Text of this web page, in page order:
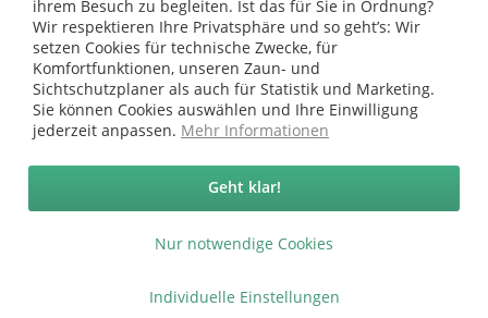
Ab 75 € versandkostenfrei *
Service Hotline
Shop Service
* bei Paketversand. Alle Preise inkl. gesetzl. Mehrwertsteuer zzgl.
Copyright © afp marketing gmbh - Alle Rechte vorbehalten
ihrem Besuch zu begleiten. Ist das für Sie in Ordnung?
Wir respektieren Ihre Privatsphäre und so geht’s: Wir
setzen Cookies für technische Zwecke, für
Komfortfunktionen, unseren Zaun- und
Sichtschutzplaner als auch für Statistik und Marketing.
Sie können Cookies auswählen und Ihre Einwilligung
jederzeit anpassen. Mehr Informationen
Nur notwendige Cookies
Geht klar!
Individuelle Einstellungen